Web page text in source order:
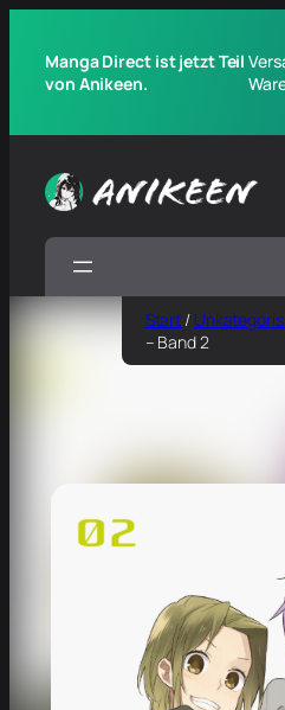
Manga Direct ist jetzt Teil
von Anikeen.
Start /
– Band 2